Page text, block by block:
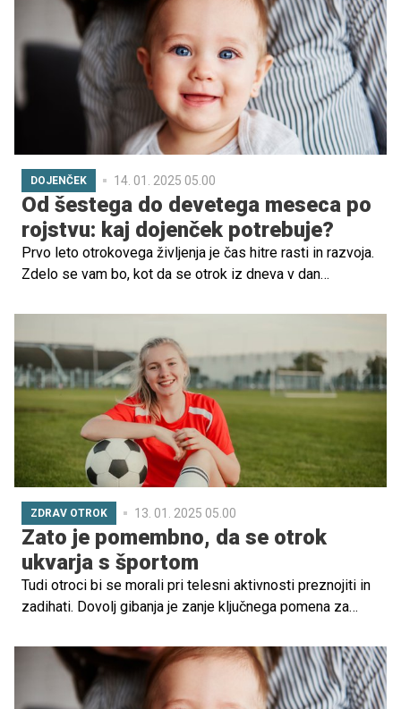
DOJENČEK 14. 01. 2025 05.00
Od šestega do devetega meseca po
rojstvu: kaj dojenček potrebuje?
Prvo leto otrokovega življenja je čas hitre rasti in razvoja.
Zdelo se vam bo, kot da se otrok iz dneva v dan
znanja in mejnikov. Kaj pa se bo dogajalo v obdobju od
šestih do devetih mesecev starosti? Kaj bo vaš otrok
takrat počel in kaj potreboval? Preverite.
ZDRAV OTROK 13. 01. 2025 05.00
Zato je pomembno, da se otrok
ukvarja s športom
Tudi otroci bi se morali pri telesni aktivnosti preznojiti in
zadihati. Dovolj gibanja je zanje ključnega pomena za
možganov.